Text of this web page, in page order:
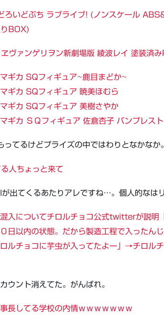
ろいどぷち ラブライブ! (ノンスケール
BOX)
ヴァンゲリヲン新劇場版 綾波レイ 塗装済
ギカ SQフィギュア~鹿目まどか~
ギカ SQフィギュア 暁美ほむら
ギカ SQフィギュア 美樹さやか
ギカ ＳＱフィギュア 佐倉杏子 バンプレス
てるけどプライズの中ではわりとなかなか
人ちょっと来て
出てくるあたりアレですね…。個人的なはリ
入についてチロルチョコ公式twitterが説明
日以内の状態。だから製造工程で入ったんじ
ルチョコに芋虫が入ってたよー」→チロル
ウント消えてた。がんばれ。
長してる学校の内情ｗｗｗｗｗｗｗ